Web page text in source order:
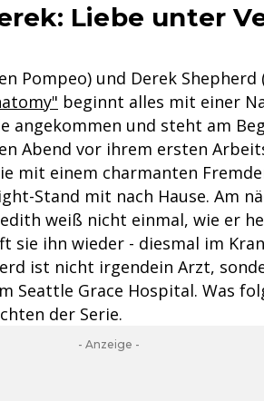
Liebe unter
Pompeo) und Derek Shepherd
beginnt alles mit einer
angekommen und steht am
Abend vor ihrem ersten
mit einem charmanten
Stand mit nach Hause. Am
weiß nicht einmal, wie er
sie ihn wieder - diesmal im
ist nicht irgendein Arzt,
Seattle Grace Hospital. Was
der Serie.
- Anzeige -